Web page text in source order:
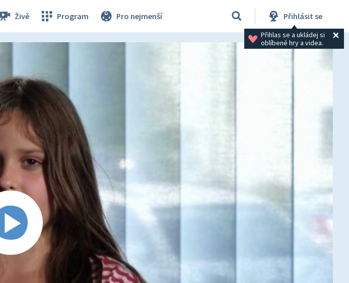
Živě Program Pro nejmenší Přihlásit se
Přihlas se a ukládej si
oblíbené hry a videa.